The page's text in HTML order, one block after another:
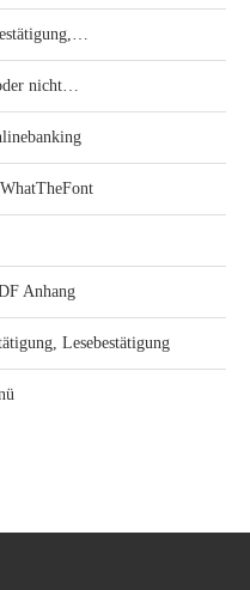
nicht…
Anhang
Lesebestätigung